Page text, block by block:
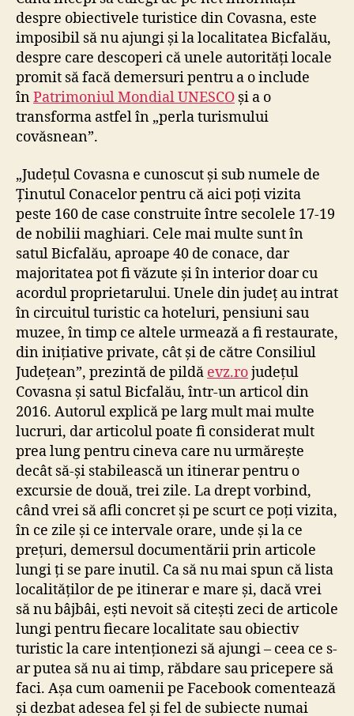
despre obiectivele turistice din Covasna, este
imposibil să nu ajungi și la localitatea Bicfalău,
despre care descoperi că unele autorități locale
promit să facă demersuri pentru a o include
înPatrimoniul Mondial UNESCO și a o
transforma astfel în „perla turismului
covăsnean”.
„Județul Covasna e cunoscut și sub numele de
Ținutul Conacelor pentru că aici poți vizita
peste 160 de case construite între secolele 17-19
de nobilii maghiari. Cele mai multe sunt în
satul Bicfalău, aproape 40 de conace, dar
majoritatea pot fi văzute și în interior doar cu
acordul proprietarului. Unele din județ au intrat
în circuitul turistic ca hoteluri, pensiuni sau
muzee, în timp ce altele urmează a fi restaurate,
din inițiative private, cât și de către Consiliul
Județean”, prezintă de pildă evz.rojudețul
Covasna și satul Bicfalău, într-un articol din
2016. Autorul explică pe larg mult mai multe
lucruri, dar articolul poate fi considerat mult
prea lung pentru cineva care nu urmărește
decât să-și stabilească un itinerar pentru o
excursie de două, trei zile. La drept vorbind,
când vrei să afli concret și pe scurt ce poți vizita,
în ce zile și ce intervale orare, unde și la ce
prețuri, demersul documentării prin articole
lungi ți se pare inutil. Ca să nu mai spun că lista
localităților de pe itinerar e mare și, dacă vrei
să nu bâjbâi, ești nevoit să citești zeci de articole
lungi pentru fiecare localitate sau obiectiv
turistic la care intenționezi să ajungi – ceea ce s-
ar putea să nu ai timp, răbdare sau pricepere să
faci. Așa cum oamenii pe Facebook comentează
și dezbat adesea fel și fel de subiecte numai